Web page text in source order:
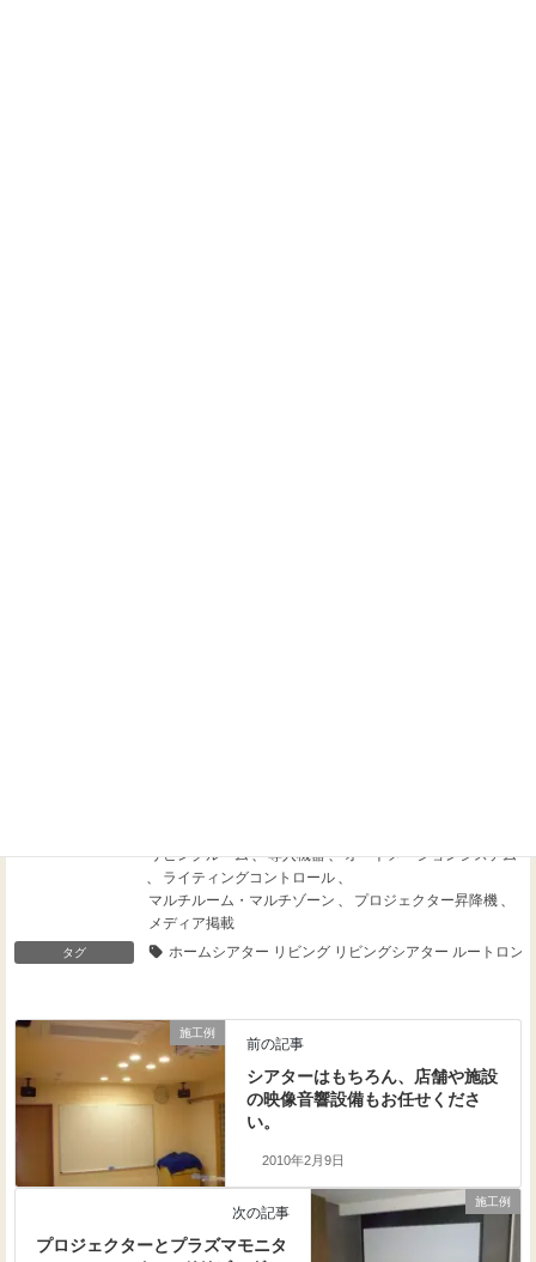
リビングルーム、導入機器、オートメーションシステム
、
ライティングコントロール 、
マルチルーム・マルチゾーン 、 プロジェクター昇降機 、
メディア掲載
タグ ホームシアター リビング リビングシアター ルートロン
施工例
前の記事
シアターはもちろん、店舗や施設
の映像音響設備もお任せくださ
い。
2010年2月9日
施工例
次の記事
プロジェクターとプラズマモニタ